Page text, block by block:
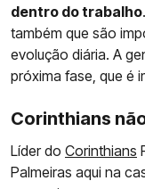
dentro do trabalho
também que são
evolução diária. A
próxima fase, que é
Corinthians
Líder do Corinthians
Palmeiras aqui na